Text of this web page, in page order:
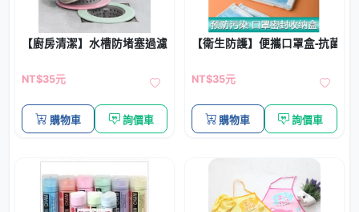
【廚房清潔】水槽防堵塞過濾網 - 下水道防阻塞過濾器
NT$35元
購物車 詢價車
【衛生防護】便攜口罩盒-抗菌密
NT$35元
購物車 詢價車